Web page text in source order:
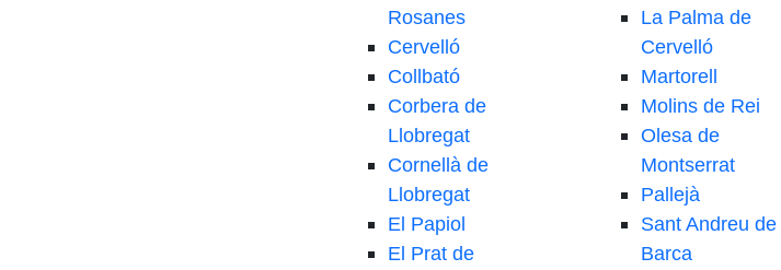
Rosanes
Cervelló
Collbató
Corbera de
Llobregat
Cornellà de
Llobregat
El Papiol
El Prat de
La Palma de
Cervelló
Martorell
Molins de Rei
Olesa de
Montserrat
Pallejà
Sant Andreu de
Barca